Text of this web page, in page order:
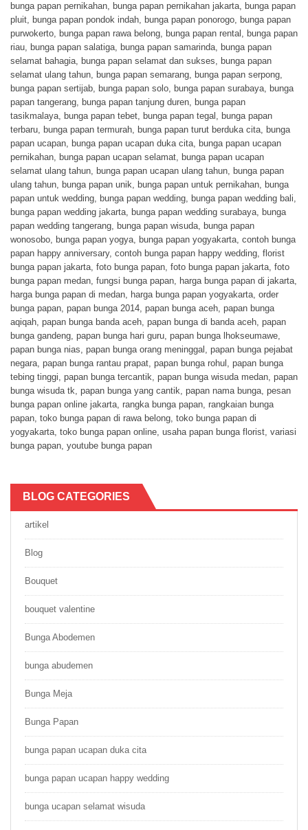
bunga papan pernikahan, bunga papan pernikahan jakarta, bunga papan
pluit, bunga papan pondok indah, bunga papan ponorogo, bunga papan
purwokerto, bunga papan rawa belong, bunga papan rental , bunga papan
riau, bunga papan salatiga, bunga papan samarinda, bunga papan
selamat bahagia, bunga papan selamat dan sukses, bunga papan
selamat ulang tahun, bunga papan semarang, bunga papan serpong,
bunga papan sertijab, bunga papan solo, bunga papan surabaya, bunga
papan tangerang, bunga papan tanjung duren, bunga papan
tasikmalaya, bunga papan tebet, bunga papan tegal , bunga papan
terbaru, bunga papan termurah, bunga papan turut berduka cita, bunga
papan ucapan, bunga papan ucapan duka cita, bunga papan ucapan
pernikahan, bunga papan ucapan selamat, bunga papan ucapan
selamat ulang tahun, bunga papan ucapan ulang tahun, bunga papan
ulang tahun, bunga papan unik, bunga papan untuk pernikahan, bunga
papan untuk wedding, bunga papan wedding, bunga papan wedding bali,
bunga papan wedding jakarta, bunga papan wedding surabaya, bunga
papan wedding tangerang, bunga papan wisuda, bunga papan
wonosobo, bunga papan yogya, bunga papan yogyakarta, contoh bunga
papan happy anniversary, contoh bunga papan happy wedding, florist
bunga papan jakarta, foto bunga papan, foto bunga papan jakarta, foto
bunga papan medan, fungsi bunga papan, harga bunga papan di jakarta,
harga bunga papan di medan, harga bunga papan yogyakarta, order
bunga papan, papan bunga 2014, papan bunga aceh, papan bunga
aqiqah, papan bunga banda aceh, papan bunga di banda aceh, papan
bunga gandeng, papan bunga hari guru, papan bunga lhokseumawe,
papan bunga nias, papan bunga orang meninggal , papan bunga pejabat
negara, papan bunga rantau prapat, papan bunga rohul , papan bunga
tebing tinggi, papan bunga tercantik, papan bunga wisuda medan, papan
bunga wisuda tk, papan bunga yang cantik, papan nama bunga, pesan
bunga papan online jakarta, rangka bunga papan, rangkaian bunga
papan, toko bunga papan di rawa belong, toko bunga papan di
yogyakarta, toko bunga papan online, usaha papan bunga florist, variasi
bunga papan, youtube bunga papan
BLOG CATEGORIES
artikel
Blog
Bouquet
bouquet valentine
Bunga Abodemen
bunga abudemen
Bunga Meja
Bunga Papan
bunga papan ucapan duka cita
bunga papan ucapan happy wedding
bunga ucapan selamat wisuda